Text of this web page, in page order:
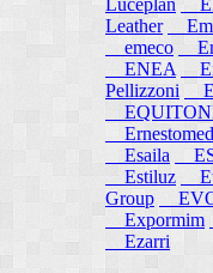
Luceplan
Leather
emeco
ENEA
Pellizzoni
Esaila
Estiluz
Group
Expormim
Ezarri